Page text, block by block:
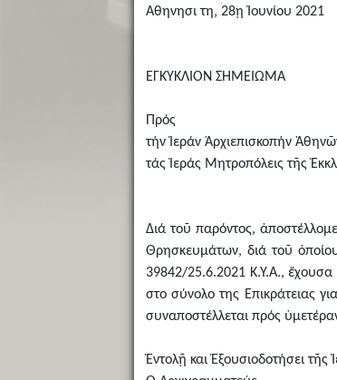
Αθηνησι τη‚ 28ῃ Ἰουνίου 2021
ΕΓΚΥΚΛΙΟΝ ΣΗΜΕΙΩΜΑ
Πρός
τήν Ἱεράν Ἀρχιεπισκοπήν
τάς Ἱεράς Μητροπόλεις τῆς
Διά τοῦ παρόντος,
Θρησκευμάτων, διά τοῦ
39842/25.6.2021 Κ.Υ.Α., ἔχουσα
στο σύνολο της Επικράτειας
συναποστέλλεται πρός
Ἐντολῇ και Ἐξουσιοδοτήσει τῆς